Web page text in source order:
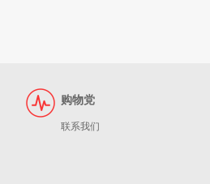
购物党
联系我们